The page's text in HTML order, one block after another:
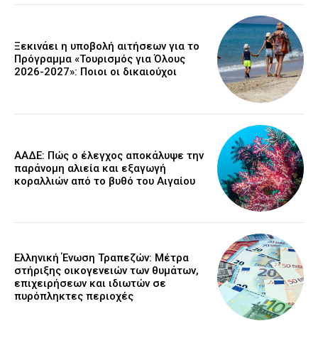
Ξεκινάει η υποβολή αιτήσεων για το
Πρόγραμμα «Τουρισμός για Όλους
2026-2027»: Ποιοι οι δικαιούχοι
ΑΑΔΕ: Πώς ο έλεγχος αποκάλυψε την
παράνομη αλιεία και εξαγωγή
κοραλλιών από το βυθό του Αιγαίου
Ελληνική Ένωση Τραπεζών: Μέτρα
στήριξης οικογενειών των θυμάτων,
επιχειρήσεων και ιδιωτών σε
πυρόπληκτες περιοχές